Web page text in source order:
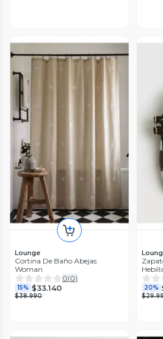
Lounge
Cortina De Baño Abejas
Woman
0(0)
15% $33.140
$38.990
20%